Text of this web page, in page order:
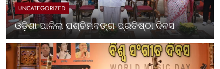
UNCATEGORIZED
ଓଡ଼ିଶା ପାଳିଲା ପଶ୍ଚିମବଙ୍ଗ ପ୍ରତିଷ୍ଠା ଦିବସ